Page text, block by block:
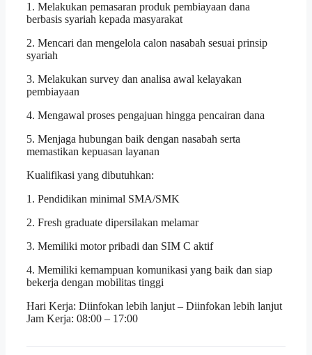
1. Melakukan pemasaran produk pembiayaan dana
berbasis syariah kepada masyarakat
2. Mencari dan mengelola calon nasabah sesuai prinsip
syariah
3. Melakukan survey dan analisa awal kelayakan
pembiayaan
4. Mengawal proses pengajuan hingga pencairan dana
5. Menjaga hubungan baik dengan nasabah serta
memastikan kepuasan layanan
Kualifikasi yang dibutuhkan:
1. Pendidikan minimal SMA/SMK
2. Fresh graduate dipersilakan melamar
3. Memiliki motor pribadi dan SIM C aktif
4. Memiliki kemampuan komunikasi yang baik dan siap
bekerja dengan mobilitas tinggi
Hari Kerja: Diinfokan lebih lanjut – Diinfokan lebih lanjut
Jam Kerja: 08:00 – 17:00